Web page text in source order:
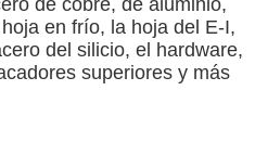
en frío, la hoja del E-I,
del silicio, el hardware,
superiores y más